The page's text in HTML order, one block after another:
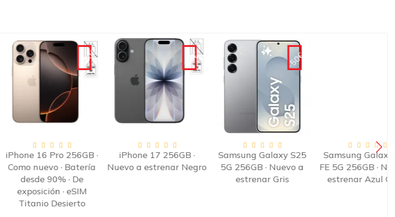
-130€
Pro 256GB ·
· Batería
90% · De
· eSIM
Desierto
-90€
iPhone 17 256GB ·
Nuevo a estrenar Negro
-50€
Samsung Galaxy S25
5G 256GB · Nuevo a
estrenar Gris
Samsung Galaxy S25
FE 5G 256GB · Nuevo a
estrenar Azul Claro